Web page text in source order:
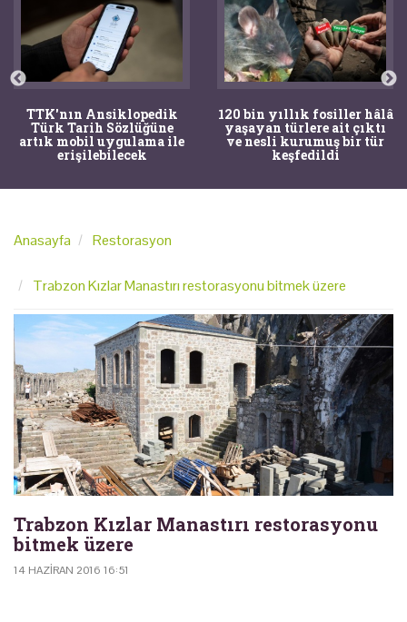
TTK'nın Ansiklopedik
Türk Tarih Sözlüğüne
artık mobil uygulama ile
erişilebilecek
120 bin yıllık fosiller hâlâ
yaşayan türlere ait çıktı
ve nesli kurumuş bir tür
keşfedildi
Anasayfa Restorasyon
Trabzon Kızlar Manastırı restorasyonu bitmek üzere
Trabzon Kızlar Manastırı restorasyonu
bitmek üzere
14 HAZIRAN 2016 16:51